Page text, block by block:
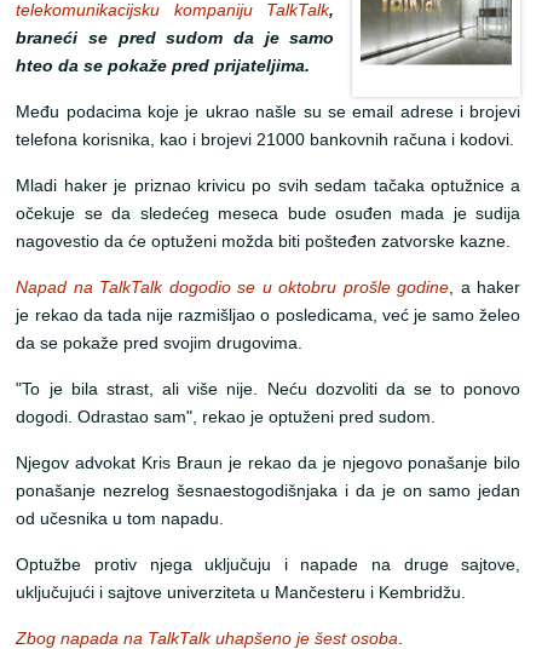
telekomunikacijsku kompaniju TalkTalk,
braneći se pred sudom da je samo
hteo da se pokaže pred prijateljima.
Među podacima koje je ukrao našle su se email adrese i brojevi
telefona korisnika, kao i brojevi 21000 bankovnih računa i kodovi.
Mladi haker je priznao krivicu po svih sedam tačaka optužnice a
očekuje se da sledećeg meseca bude osuđen mada je sudija
nagovestio da će optuženi možda biti pošteđen zatvorske kazne.
Napad na TalkTalk dogodio se u oktobru prošle godine, a haker
je rekao da tada nije razmišljao o posledicama, već je samo želeo
da se pokaže pred svojim drugovima.
"To je bila strast, ali više nije. Neću dozvoliti da se to ponovo
dogodi. Odrastao sam", rekao je optuženi pred sudom.
Njegov advokat Kris Braun je rekao da je njegovo ponašanje bilo
ponašanje nezrelog šesnaestogodišnjaka i da je on samo jedan
od učesnika u tom napadu.
Optužbe protiv njega uključuju i napade na druge sajtove,
uključujući i sajtove univerziteta u Mančesteru i Kembridžu.
Zbog napada na TalkTalk uhapšeno je šest osoba.